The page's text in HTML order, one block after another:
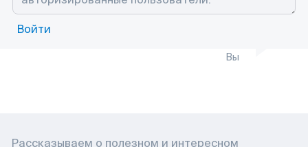
Войти
Вы
Рассказываем о полезном и интересном